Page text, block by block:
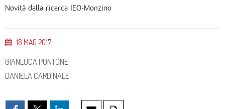
Novità dalla ricerca IEO-Monzino
18 MAG 2017
GIANLUCA PONTONE
DANIELA CARDINALE